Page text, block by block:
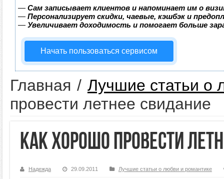
— Сам записывает клиентов и напоминает им о
— Персонализирует скидки, чаевые, кэшбэк и
— Увеличивает доходимость и помогает больше
Начать пользоваться сервисом
Главная / Лучшие статьи о
провести летнее свидание
Как хорошо провести
Надежда 29.09.2011 Лучшие статьи о любви и романтике